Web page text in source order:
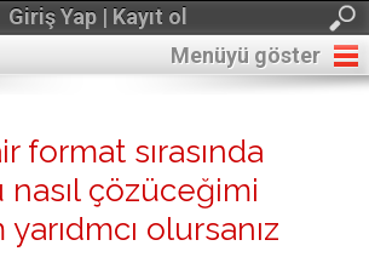
Giriş Yap | Kayıt ol
Menüyü göster
format sırasında
çözüceğimi
olursanız